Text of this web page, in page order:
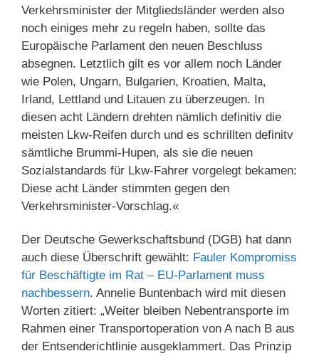
Verkehrsminister der Mitgliedsländer werden also
noch einiges mehr zu regeln haben, sollte das
Europäische Parlament den neuen Beschluss
absegnen. Letztlich gilt es vor allem noch Länder
wie Polen, Ungarn, Bulgarien, Kroatien, Malta,
Irland, Lettland und Litauen zu überzeugen. In
diesen acht Ländern drehten nämlich definitiv die
meisten Lkw-Reifen durch und es schrillten definitv
sämtliche Brummi-Hupen, als sie die neuen
Sozialstandards für Lkw-Fahrer vorgelegt bekamen:
Diese acht Länder stimmten gegen den
Verkehrsminister-Vorschlag.«
Der Deutsche Gewerkschaftsbund (DGB) hat dann
auch diese Überschrift gewählt: Fauler Kompromiss
für Beschäftigte im Rat – EU-Parlament muss
nachbessern. Annelie Buntenbach wird mit diesen
Worten zitiert: „Weiter bleiben Nebentransporte im
Rahmen einer Transportoperation von A nach B aus
der Entsenderichtlinie ausgeklammert. Das Prinzip